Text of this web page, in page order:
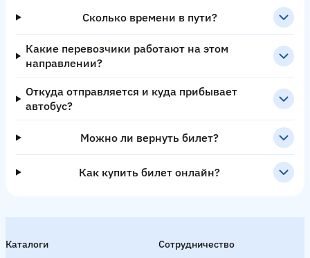
Сколько времени в пути?
Какие перевозчики работают на этом
направлении?
Откуда отправляется и куда прибывает
автобус?
Можно ли вернуть билет?
Как купить билет онлайн?
Каталоги
Сотрудничество